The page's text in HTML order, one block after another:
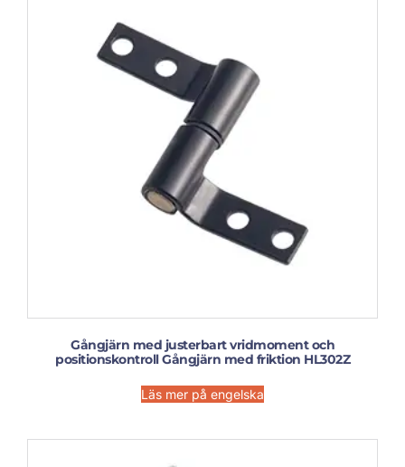
Gångjärn med justerbart vridmoment och
positionskontroll Gångjärn med friktion HL302Z
Läs mer på engelska